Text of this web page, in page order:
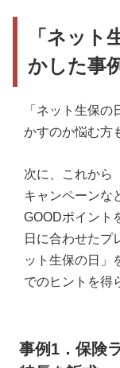
「ネット
かした事
「ネット生保
かすのか悩む方
次に、これから
キャンペーンな
GOODポイント
日に合わせたプ
ット生保の日」
でのヒントを得
事例1．保険